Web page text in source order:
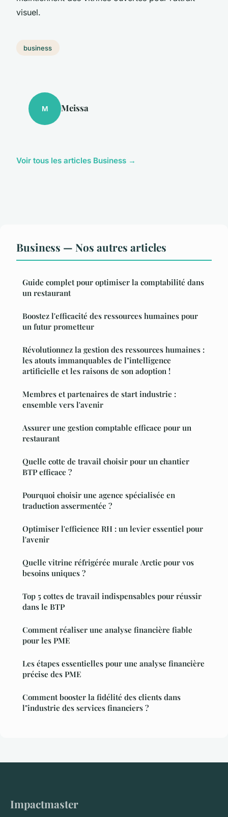
visuel.
business
M Meissa
Voir tous les articles Business →
Business — Nos autres articles
Guide complet pour optimiser la comptabilité dans
un restaurant
Boostez l'efficacité des ressources humaines pour
un futur prometteur
Révolutionnez la gestion des ressources humaines :
les atouts immanquables de l"intelligence
artificielle et les raisons de son adoption !
Membres et partenaires de start industrie :
ensemble vers l'avenir
Assurer une gestion comptable efficace pour un
restaurant
Quelle cotte de travail choisir pour un chantier
BTP efficace ?
Pourquoi choisir une agence spécialisée en
traduction assermentée ?
Optimiser l'efficience RH : un levier essentiel pour
l'avenir
Quelle vitrine réfrigérée murale Arctic pour vos
besoins uniques ?
Top 5 cottes de travail indispensables pour réussir
dans le BTP
Comment réaliser une analyse financière fiable
pour les PME
Les étapes essentielles pour une analyse financière
précise des PME
Comment booster la fidélité des clients dans
l"industrie des services financiers ?
Impactmaster